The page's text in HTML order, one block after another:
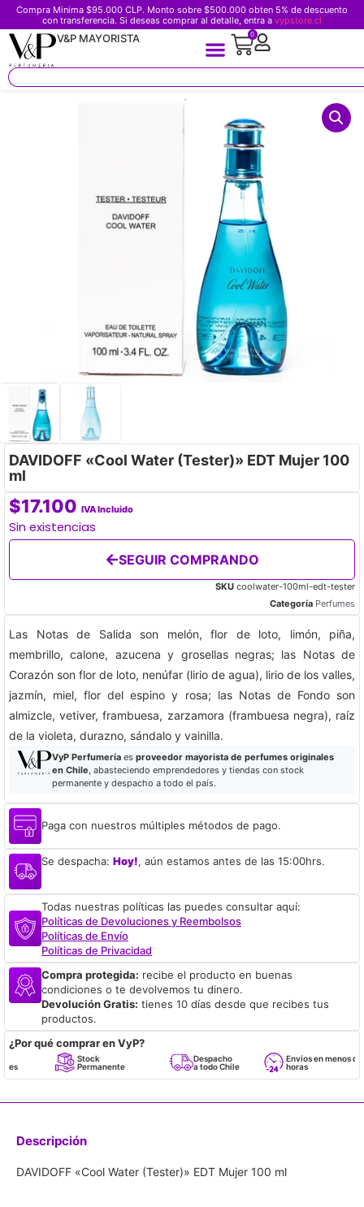
Compra Minima $95.000 CLP. Monto sobre $500.000 obten 5% de descuento
con transferencia. Si deseas comprar al detalle, entra a vypstore.cl
V&P MAYORISTA 0
DAVIDOFF «Cool Water (Tester)» EDT Mujer 100
ml
$17.100 IVA Incluido
Sin existencias
SEGUIR COMPRANDO
SKU coolwater-100ml-edt-tester
Categoría Perfumes
Las Notas de Salida son melón, flor de loto, limón, piña,
membrillo, calone, azucena y grosellas negras; las Notas de
Corazón son flor de loto, nenúfar (lirio de agua), lirio de los valles,
jazmín, miel, flor del espino y rosa; las Notas de Fondo son
almizcle, vetiver, frambuesa, zarzamora (frambuesa negra), raíz
de la violeta, durazno, sándalo y vainilla.
VyP Perfumeríaes proveedor mayorista de perfumes originales
en Chile, abasteciendo emprendedores y tiendas con stock
permanente y despacho a todo el país.
Paga con nuestros múltiples métodos de pago.
Se despacha: Hoy!, aún estamos antes de las 15:00hrs.
Todas nuestras políticas las puedes consultar aquí:
Políticas de Devoluciones y Reembolsos
Políticas de Envío
Políticas de Privacidad
Compra protegida: recibe el producto en buenas
condiciones o te devolvemos tu dinero.
Devolución Gratis: tienes 10 días desde que recibes tus
productos.
¿Por qué comprar en VyP?
Stock
Permanente
Despacho
a todo Chile
Envíos en menos de 24
horas
Descripción
DAVIDOFF «Cool Water (Tester)» EDT Mujer 100 ml